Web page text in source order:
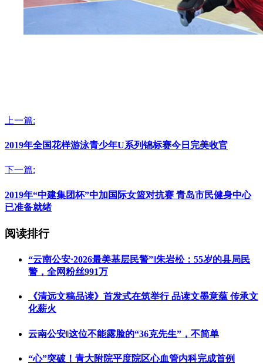
上一篇:
2019年全国花样游泳青少年U系列锦标赛今日完美收官
下一篇:
2019年“中建集团杯”中加国际女篮对抗赛 青岛市民健身中心
已准备就绪
阅读排行
“云南公安·2026最美基层民警”‖朱岩松：55岁的县局民
警，全网粉丝991万
《清远文稿品读》首发式在筑举行 品读文墨意蕴 传承文
化薪火
云南公安‖这位不能露脸的“36克先生”，不简单
“心”突破！青大附院平度院区心血管内科完成首例